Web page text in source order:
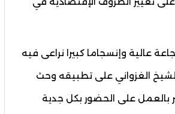
عالية وإنسجاما كبيرا نراعى فيه
الغزواني على تطبيقه وحث
بالعمل على الحضور بكل جدية